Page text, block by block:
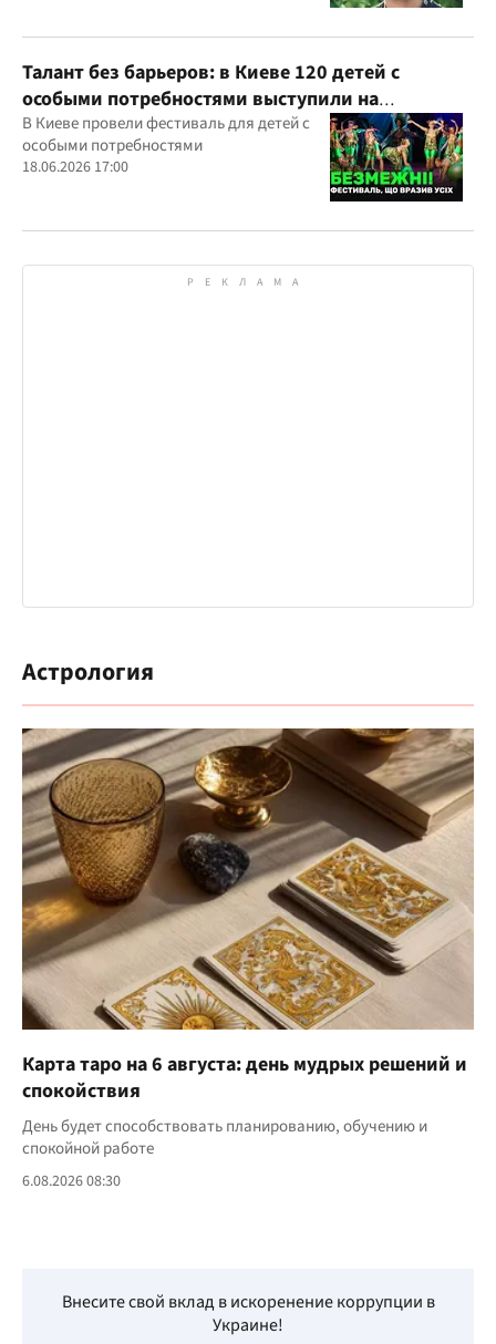
Талант без барьеров: в Киеве 120 детей с
особыми потребностями выступили на
всеукраинском фестивале
В Киеве провели фестиваль для детей с
особыми потребностями
18.06.2026 17:00
Астрология
Карта таро на 6 августа: день мудрых решений и
спокойствия
День будет способствовать планированию, обучению и
спокойной работе
6.08.2026 08:30
Внесите свой вклад в искоренение коррупции в
Украине!